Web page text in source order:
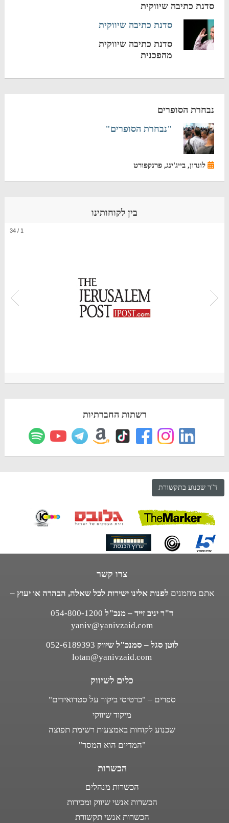
סדנת כתיבה שיווקית
סדנת כתיבה שיווקית
סדנת כתיבה שיווקית
מהפכנית
נבחרת הסופרים
"נבחרת הסופרים"
לונדון, בייג'ינג, פרנקפורט
בין לקוחותינו
1
/
34
רשתות החברתיות
ד"ר שכנוע בתקשורת
צרו קשר
אתם מוזמנים לפנות אלינו ישירות לכל שאלה, הבהרה או יעוץ –
ד"ר יניב זייד – מנכ"ל 054-800-1200
yaniv@yanivzaid.com
לוטן סגל – סמנכ"ל שיווק 052-6189393
lotan@yanivzaid.com
כלים לשיווק
ספרים – "כרטיסי ביקור על סטרואידים"
מיקוד שיווקי
שכנוע לקוחות באמצעות רשימת תפוצה
"המדיום הוא המסר"
הכשרות
הכשרות מנהלים
הכשרות אנשי שיווק ומכירות
הכשרות אנשי תקשורת